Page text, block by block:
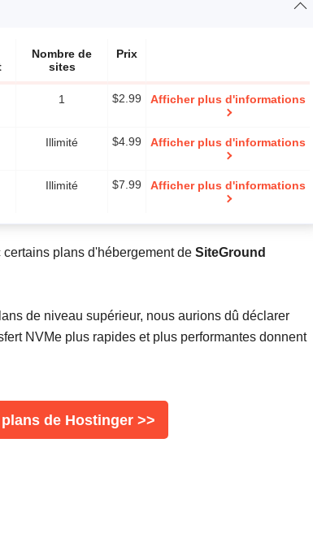
Nombre de
sites
Prix
1 $2.99 Afficher plus d'informations
Illimité $4.99 Afficher plus d'informations
Illimité $7.99 Afficher plus d'informations
plans d'hébergement de SiteGround
de niveau supérieur, nous aurions dû déclarer
NVMe plus rapides et plus performantes donnent
de Hostinger >>